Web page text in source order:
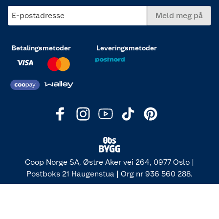
E-postadresse Meld meg på
Betalingsmetoder Leveringsmetoder
Coop Norge SA, Østre Aker vei 264, 0977 Oslo |
Postboks 21 Haugenstua | Org nr 936 560 288.